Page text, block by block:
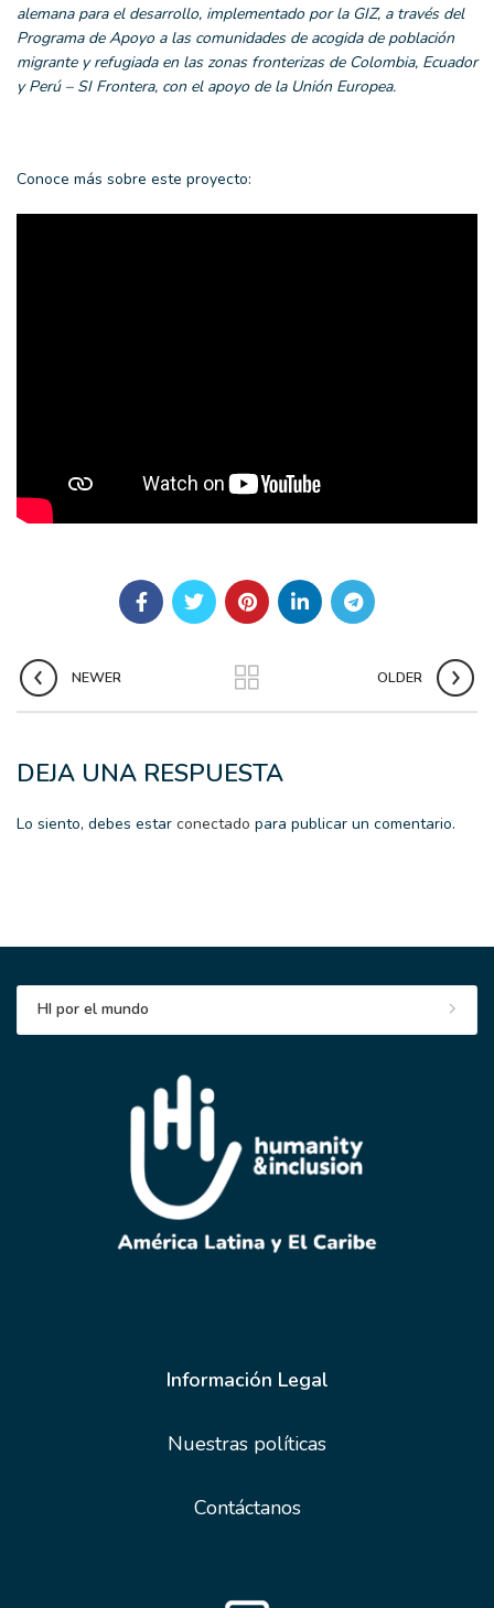
alemana para el desarrollo, implementado por la GIZ, a través del
Programa de Apoyo a las comunidades de acogida de población
migrante y refugiada en las zonas fronterizas de Colombia, Ecuador
y Perú – SI Frontera, con el apoyo de la Unión Europea.
Conoce más sobre este proyecto:
NEWER OLDER
DEJA UNA RESPUESTA
Lo siento, debes estar conectado para publicar un comentario.
HI por el mundo
Información Legal
Nuestras políticas
Contáctanos